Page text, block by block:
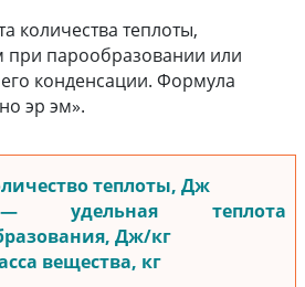
количества теплоты,
при парообразовании или
конденсации. Формула
эр эм».
теплоты, Дж
теплота
Дж/кг
вещества, кг